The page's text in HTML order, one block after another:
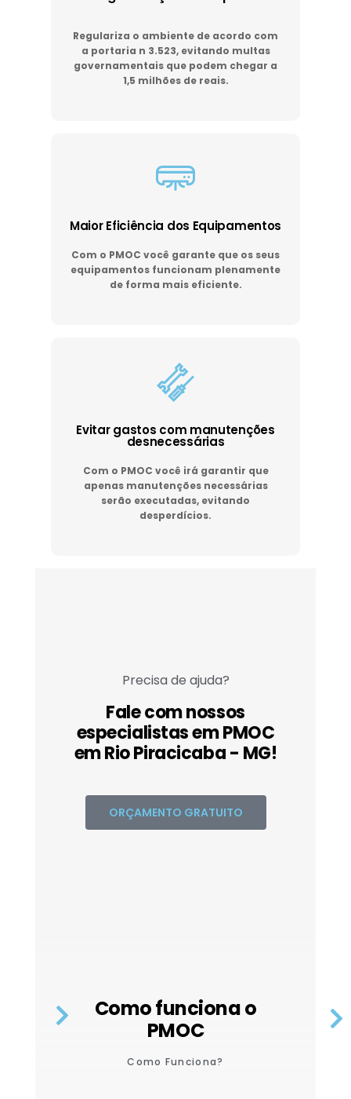
Regulariza o ambiente de acordo com
a portaria n 3.523, evitando multas
governamentais que podem chegar a
1,5 milhões de reais.
Maior Eficiência dos Equipamentos
Com o PMOC você garante que os seus
equipamentos funcionam plenamente
de forma mais eficiente.
Evitar gastos com manutenções
desnecessárias
Com o PMOC você irá garantir que
apenas manutenções necessárias
serão executadas, evitando
desperdícios.
Precisa de ajuda?
Fale com nossos
especialistas em PMOC
em Rio Piracicaba - MG!
ORÇAMENTO GRATUITO
Como funciona o
PMOC
Como Funciona?